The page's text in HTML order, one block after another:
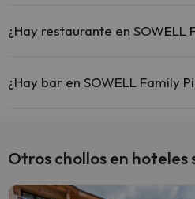
Piscina al aire libre (temporada
Piscina al aire libre (toda la
comunes.
¿Hay restaurante en SOWELL
¿Hay bar en SOWELL Family
Otros chollos en hoteles